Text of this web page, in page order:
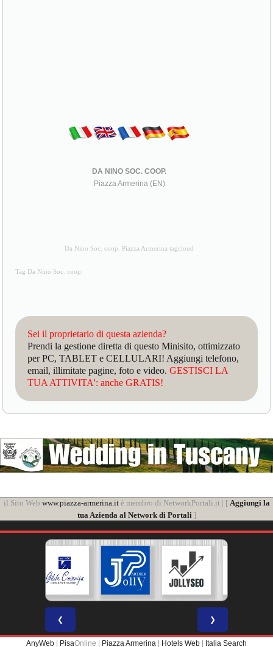
DA NINO SOC. COOP.
Piazza Armerina (EN)
Da Nino Soc. coop. Piazza Armerina tagcloud
Tag Da Nino Soc. coop.
Sei il proprietario di questa azienda?
Prendi la gestione diretta di questo Minisito, ottimizzato
per PC, TABLET e CELLULARI! Aggiungi telefono,
email, illimitate pagine, foto e video.GESTISCI LA
TUA ATTIVITA': anche GRATIS!
il Sito Web www.piazza-armerina.itè membro di NetworkPortali.it | [ Aggiungi la
tua Azienda al Network di Portali ]
❮ ❯
AnyWeb | PisaOnline | Piazza Armerina | Hotels Web | Italia Search